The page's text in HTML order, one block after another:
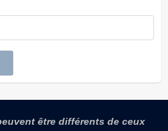
être différents de ceux